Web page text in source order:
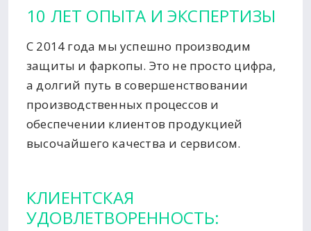
10 ЛЕТ ОПЫТА И ЭКСПЕРТИЗЫ
С 2014 года мы успешно производим
защиты и фаркопы. Это не просто цифра,
а долгий путь в совершенствовании
производственных процессов и
обеспечении клиентов продукцией
высочайшего качества и сервисом.
КЛИЕНТСКАЯ
УДОВЛЕТВОРЕННОСТЬ: